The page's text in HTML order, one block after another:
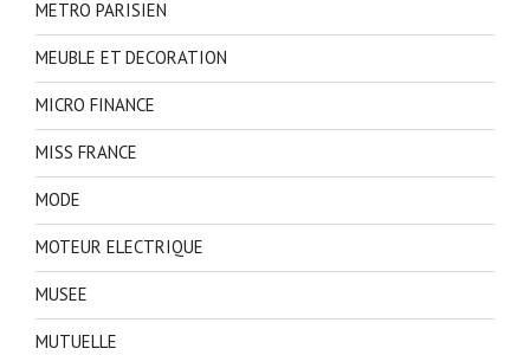
METRO PARISIEN
MEUBLE ET DECORATION
MICRO FINANCE
MISS FRANCE
MODE
MOTEUR ELECTRIQUE
MUSEE
MUTUELLE